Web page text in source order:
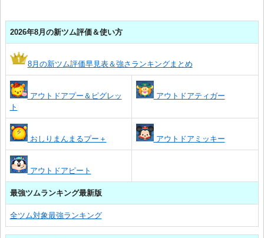
2026年8月の新ツム評価＆使い方
8月の新ツム評価早見表＆強さランキングまとめ
アウトドアプー＆ピグレッ
ト
アウトドアティガー
おしりまんまるプー＋ アウトドアミッキー
アウトドアピート
最強ツムランキング最新版
全ツム対象最強ランキング